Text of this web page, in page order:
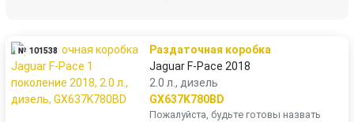
№ 101538
Раздаточная коробка
Jaguar F-Pace 2018
2.0 л., дизель
GX637K780BD
Пожалуйста, будьте готовы назвать